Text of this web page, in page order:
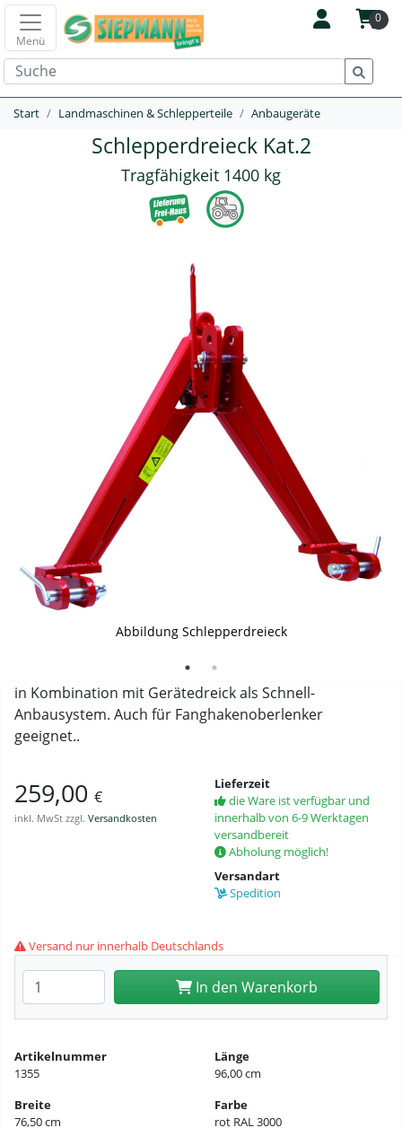
0
Menü
Start Landmaschinen & Schlepperteile Anbaugeräte
Schlepperdreieck Kat.2
Tragfähigkeit 1400 kg
Abbildung Schlepperdreieck
Skizze Schlepperdreieck Kat 2
in Kombination mit Gerätedreick als Schnell-
Anbausystem. Auch für Fanghakenoberlenker
geeignet..
259,00 €
inkl. MwSt zzgl. Versandkosten
Lieferzeit
die Ware ist verfügbar und
innerhalb von 6-9 Werktagen
versandbereit
Abholung möglich!
Versandart
Spedition
Versand nur innerhalb Deutschlands
Anzahl eingeben In den Warenkorb
Artikelnummer
1355
Länge
96,00 cm
Breite
76,50 cm
Farbe
rot RAL 3000